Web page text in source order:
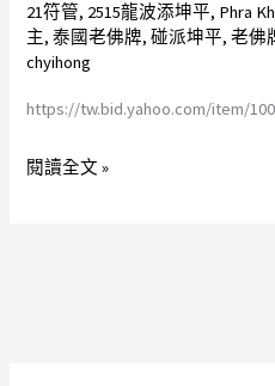
21符管, 2515龍波添坤平, Phra
主,泰國老佛牌,碰派坤平,老佛
chyihong
https://tw.bid.yahoo.com/item/
tim
添
派
平
閱讀全文 »